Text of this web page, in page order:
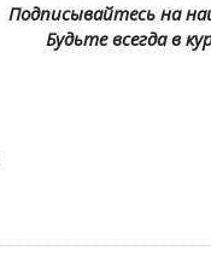
Подписывайтесь на
Будьте всегда в